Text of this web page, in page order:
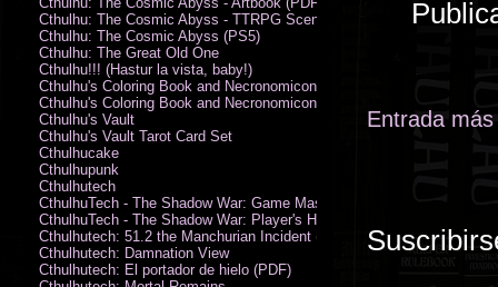
Entrada
Cthulhu: The Cosmic Abyss - TTRPG Scenario - Arkham Horror (PDF)
Cthulhu: The Cosmic Abyss (PS5)
Cthulhu: The Great Old One
Cthulhu!!! (Hastur la vista, baby!)
Cthulhu's Coloring Book and Necronomicon of Sunny Day Doings
Cthulhu's Coloring Book and Necronomicon of Sunny Day Doings New
Cthulhu's Vault
Cthulhu's Vault Tarot Card Set
Cthulhucake
Cthulhupunk
Cthulhutech
CthulhuTech - The Shadow War: Game Master's Guide (PDF)
CthulhuTech - The Shadow War: Player's Handbook (PDF)
Cthulhutech: 51.2 the Manchurian Incident (PDF)
Cthulhutech: Damnation View
Cthulhutech: El portador de hielo (PDF)